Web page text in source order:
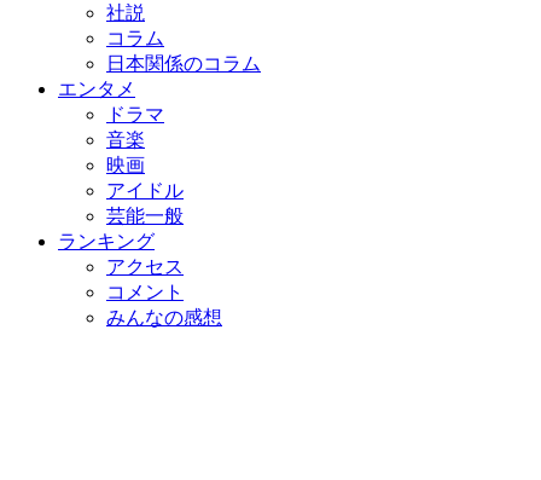
社説
コラム
日本関係のコラム
エンタメ
ドラマ
音楽
映画
アイドル
芸能一般
ランキング
アクセス
コメント
みんなの感想